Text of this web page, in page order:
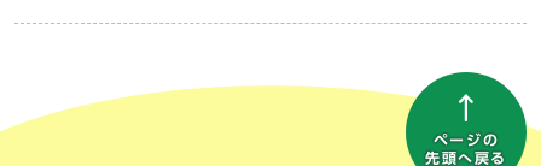
ページの
先頭へ戻る